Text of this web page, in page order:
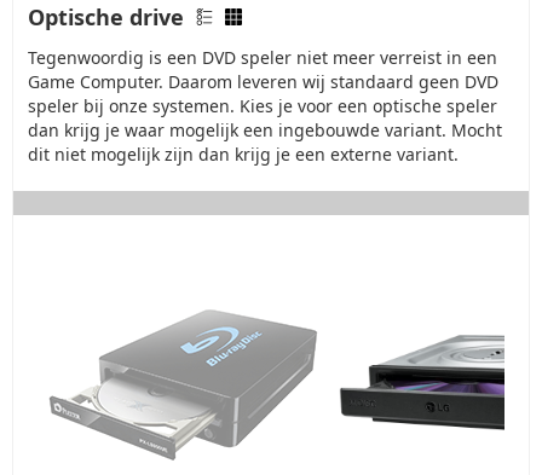
Optische drive
Tegenwoordig is een DVD speler niet meer verreist in een
Game Computer. Daarom leveren wij standaard geen DVD
speler bij onze systemen. Kies je voor een optische speler
dan krijg je waar mogelijk een ingebouwde variant. Mocht
dit niet mogelijk zijn dan krijg je een externe variant.